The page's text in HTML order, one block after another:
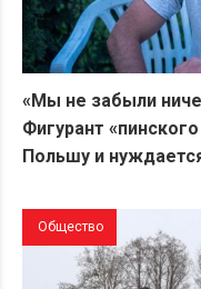
«Мы не забыли
Фигурант
Польшу и
Общество